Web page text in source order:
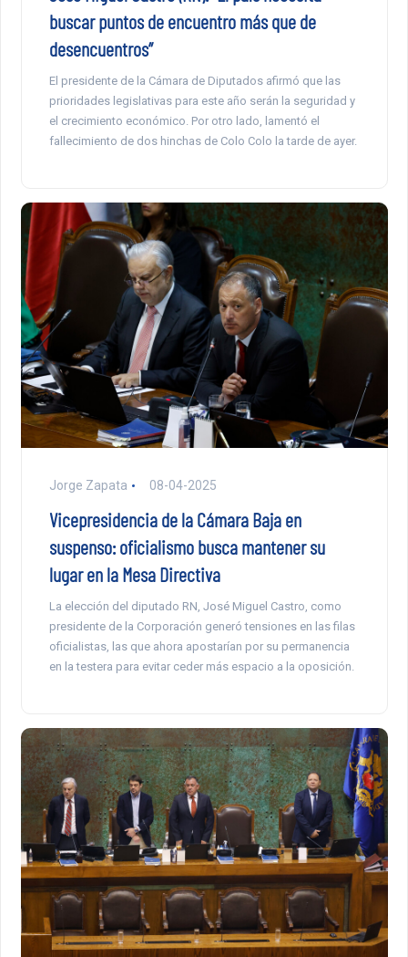
buscar puntos de encuentro más que de
desencuentros”
El presidente de la Cámara de Diputados afirmó que las
prioridades legislativas para este año serán la seguridad y
el crecimiento económico. Por otro lado, lamentó el
fallecimiento de dos hinchas de Colo Colo la tarde de ayer.
Jorge Zapata 08-04-2025
Vicepresidencia de la Cámara Baja en
suspenso: oficialismo busca mantener su
lugar en la Mesa Directiva
La elección del diputado RN, José Miguel Castro, como
presidente de la Corporación generó tensiones en las filas
oficialistas, las que ahora apostarían por su permanencia
en la testera para evitar ceder más espacio a la oposición.